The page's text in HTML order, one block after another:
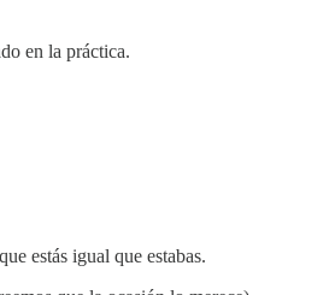
en la práctica.
estás igual que estabas.